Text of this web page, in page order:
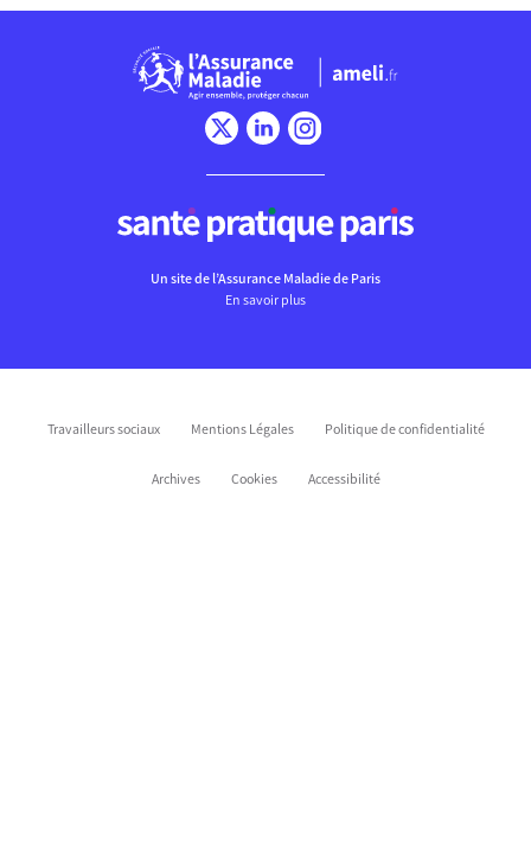
Un site de l’Assurance Maladie de Paris
En savoir plus
Travailleurs sociaux Mentions Légales Politique de confidentialité
Archives Cookies Accessibilité